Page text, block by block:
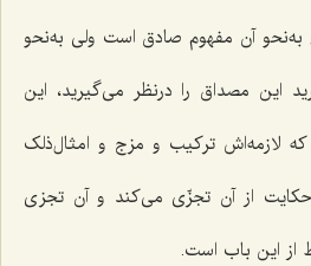
به‌نحو آن مفهوم صادق است ولى به‌نحو
این مصداق را درنظر می‌گیرید، این
لازمه‌اش ترکیب و مزج و امثال‌ذلک
از آن تجزّى مى‌کند و آن تجزى
از این باب است.